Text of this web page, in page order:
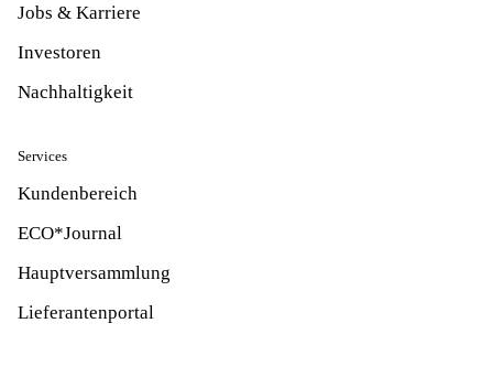
Jobs & Karriere
Investoren
Nachhaltigkeit
Services
Kundenbereich
ECO*Journal
Hauptversammlung
Lieferantenportal